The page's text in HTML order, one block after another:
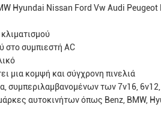
Hyundai Nissan Ford Vw Audi Peugeot
στο συμπιεστή AC
μια κομψή και σύγχρονη πινελιά
συμπεριλαμβανομένων των 7v16, 6v12,
αυτοκινήτων όπως Benz, BMW,